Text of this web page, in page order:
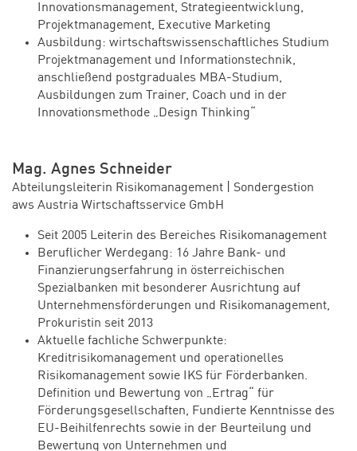
Innovationsmanagement, Strategieentwicklung,
Projektmanagement, Executive Marketing
Ausbildung: wirtschaftswissenschaftliches Studium
Projektmanagement und Informationstechnik,
anschließend postgraduales MBA-Studium,
Ausbildungen zum Trainer, Coach und in der
Innovationsmethode „Design Thinking“
Mag. Agnes Schneider
Abteilungsleiterin Risikomanagement | Sondergestion
aws Austria Wirtschaftsservice GmbH
Seit 2005 Leiterin des Bereiches Risikomanagement
Beruflicher Werdegang: 16 Jahre Bank- und
Finanzierungserfahrung in österreichischen
Spezialbanken mit besonderer Ausrichtung auf
Unternehmensförderungen und Risikomanagement,
Prokuristin seit 2013
Aktuelle fachliche Schwerpunkte:
Kreditrisikomanagement und operationelles
Risikomanagement sowie IKS für Förderbanken.
Definition und Bewertung von „Ertrag“ für
Förderungsgesellschaften, Fundierte Kenntnisse des
EU-Beihilfenrechts sowie in der Beurteilung und
Bewertung von Unternehmen und